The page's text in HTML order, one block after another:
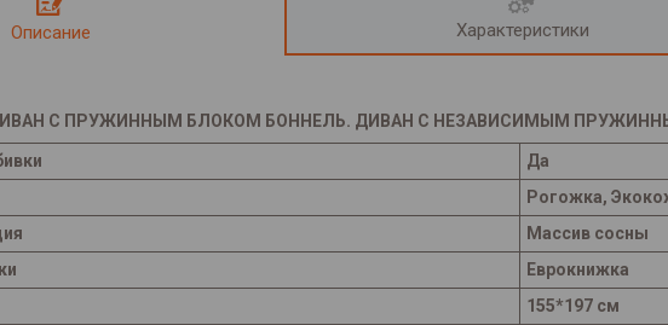
Описание Характеристики
С ПРУЖИННЫМ БЛОКОМ БОННЕЛЬ. ДИВАН С НЕЗАВИСИМЫМ
Да
Рогожка,
Массив сосны
Еврокнижка
155*197 см